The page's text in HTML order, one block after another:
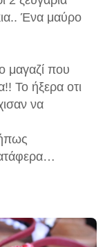
Ένα μαύρο
μαγαζί που
Το ήξερα οτι
να